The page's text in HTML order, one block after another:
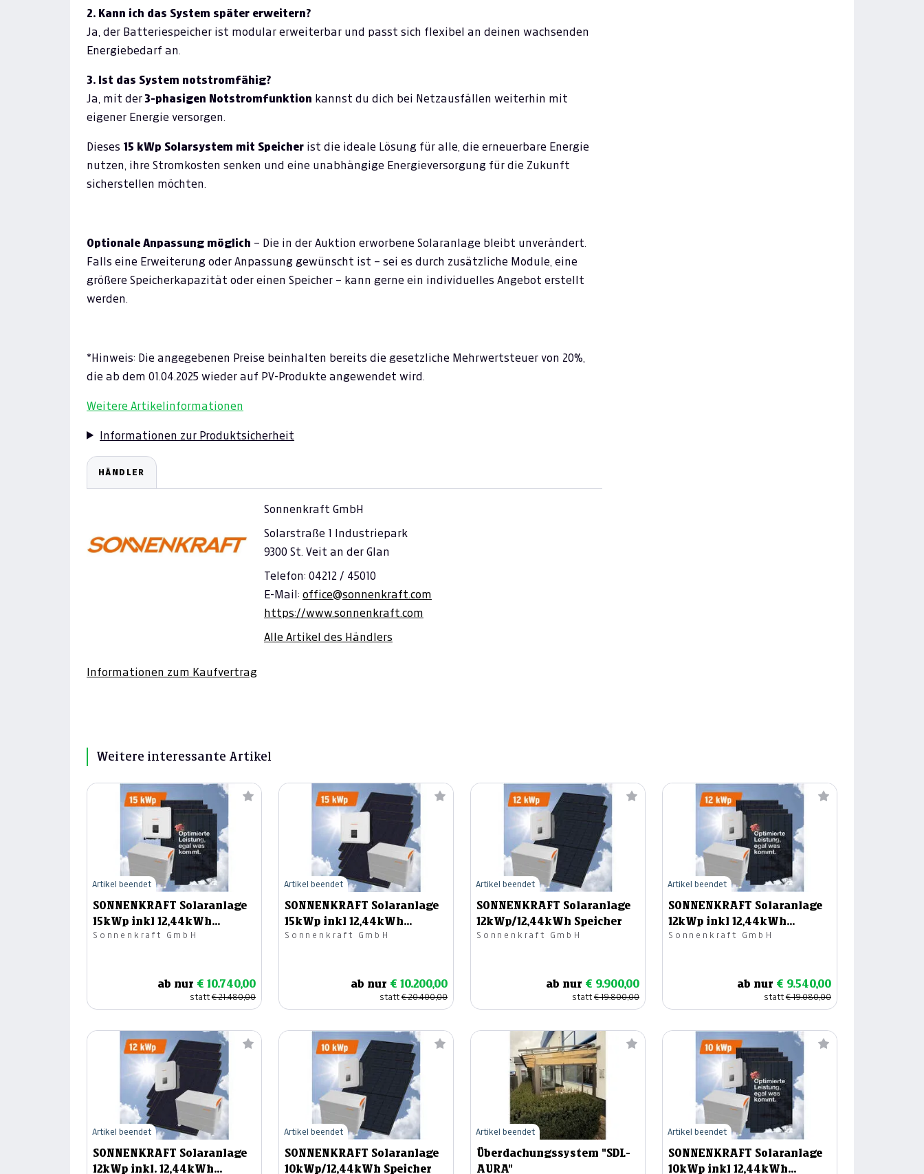
2. Kann ich das System später erweitern?
Ja, der Batteriespeicher ist modular erweiterbar und passt sich flexibel an deinen wachsenden
Energiebedarf an.
3. Ist das System notstromfähig?
Ja, mit der 3-phasigen Notstromfunktion kannst du dich bei Netzausfällen weiterhin mit
eigener Energie versorgen.
Dieses 15 kWp Solarsystem mit Speicher ist die ideale Lösung für alle, die erneuerbare Energie
nutzen, ihre Stromkosten senken und eine unabhängige Energieversorgung für die Zukunft
sicherstellen möchten.
Optionale Anpassung möglich – Die in der Auktion erworbene Solaranlage bleibt unverändert.
Falls eine Erweiterung oder Anpassung gewünscht ist – sei es durch zusätzliche Module, eine
größere Speicherkapazität oder einen Speicher – kann gerne ein individuelles Angebot erstellt
werden.
*Hinweis: Die angegebenen Preise beinhalten bereits die gesetzliche Mehrwertsteuer von 20%,
die ab dem 01.04.2025 wieder auf PV-Produkte angewendet wird.
Weitere Artikelinformationen
Informationen zur Produktsicherheit
HÄNDLER
Sonnenkraft GmbH
Solarstraße 1 Industriepark
9300 St. Veit an der Glan
Telefon: 04212 / 45010
E-Mail: office@sonnenkraft.com
https://www.sonnenkraft.com
Alle Artikel des Händlers
Informationen zum Kaufvertrag
Weitere interessante Artikel
SONNENKRAFT Solaranlage
15kWp inkl 12,44kWh
Speicher
Sonnenkraft GmbH
ab nur € 10.740,00
statt€ 21.480,00
Artikel beendet
SONNENKRAFT Solaranlage
15kWp inkl 12,44kWh
Speicher
Sonnenkraft GmbH
ab nur € 10.200,00
statt€ 20.400,00
Artikel beendet
SONNENKRAFT Solaranlage
12kWp/12,44kWh Speicher
Sonnenkraft GmbH
ab nur € 9.900,00
statt€ 19.800,00
Artikel beendet
SONNENKRAFT Solaranlage
12kWp inkl 12,44kWh
Speicher
Sonnenkraft GmbH
ab nur € 9.540,00
statt€ 19.080,00
Artikel beendet
SONNENKRAFT Solaranlage
12kWp inkl. 12,44kWh
Artikel beendet
SONNENKRAFT Solaranlage
10kWp/12,44kWh Speicher
Artikel beendet
Überdachungssystem "SDL-
AURA"
Artikel beendet
SONNENKRAFT Solaranlage
10kWp inkl 12,44kWh
Artikel beendet